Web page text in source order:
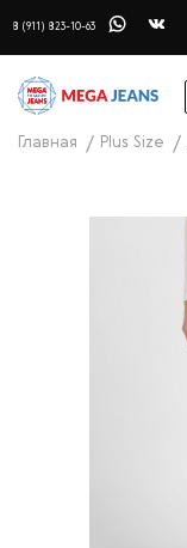
8 (911) 823-10-63
Главная Plus Size